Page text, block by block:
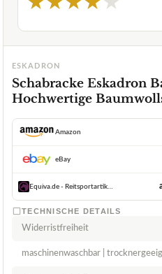
ESKADRON
Schabracke Eskadron
Hochwertige
Amazon
eBay
TECHNISCHE DETAILS
Widerristfreiheit
maschinenwaschbar |